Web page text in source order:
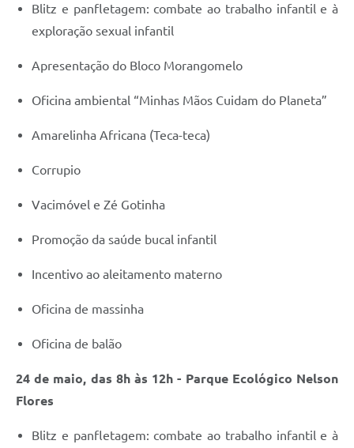
Blitz e panfletagem: combate ao trabalho infantil e à
exploração sexual infantil
Apresentação do Bloco Morangomelo
Oficina ambiental “Minhas Mãos Cuidam do Planeta”
Amarelinha Africana (Teca-teca)
Corrupio
Vacimóvel e Zé Gotinha
Promoção da saúde bucal infantil
Incentivo ao aleitamento materno
Oficina de massinha
Oficina de balão
24 de maio, das 8h às 12h - Parque Ecológico Nelson
Flores
Blitz e panfletagem: combate ao trabalho infantil e à